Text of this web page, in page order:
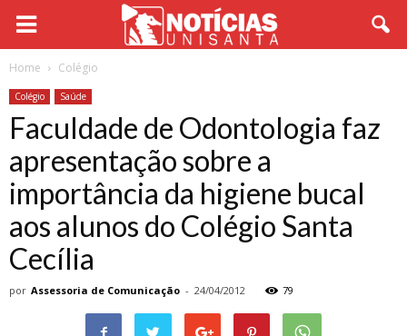
Home Colégio
Colégio Saúde
Faculdade de Odontologia faz
apresentação sobre a
importância da higiene bucal
aos alunos do Colégio Santa
Cecília
por Assessoria de Comunicação - 24/04/2012 79